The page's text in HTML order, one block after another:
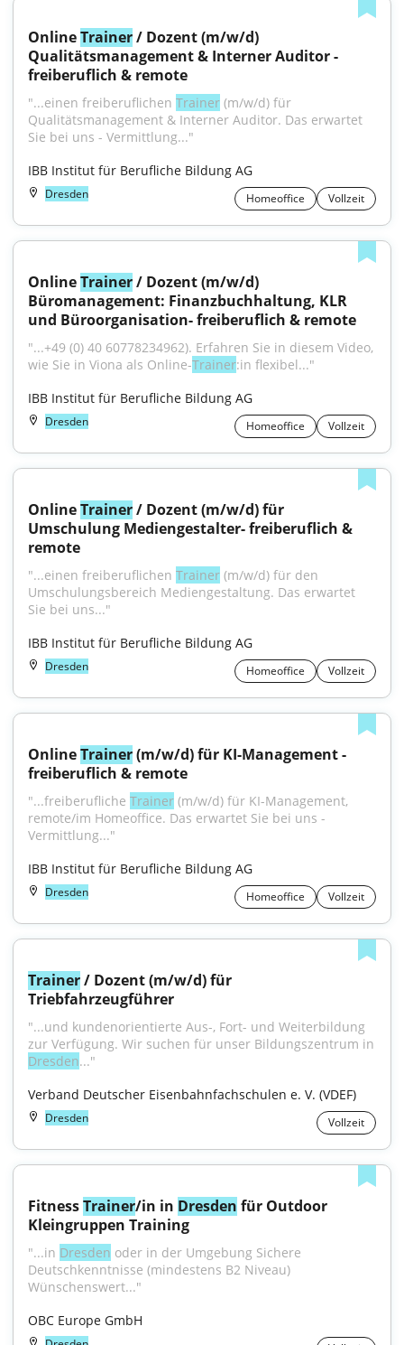
Online Trainer / Dozent (m/w/d)
Qualitätsmanagement & Interner Auditor -
freiberuflich & remote
"...einen freiberuflichen Trainer (m/w/d) für
Qualitätsmanagement & Interner Auditor. Das erwartet
Sie bei uns - Vermittlung..."
IBB Institut für Berufliche Bildung AG
Dresden Homeoffice Vollzeit
Online Trainer / Dozent (m/w/d)
Büromanagement: Finanzbuchhaltung, KLR
und Büroorganisation- freiberuflich & remote
"...+49 (0) 40 60778234962). Erfahren Sie in diesem Video,
wie Sie in Viona als Online-Trainer:in flexibel..."
IBB Institut für Berufliche Bildung AG
Dresden Homeoffice Vollzeit
Online Trainer / Dozent (m/w/d) für
Umschulung Mediengestalter- freiberuflich &
remote
"...einen freiberuflichen Trainer (m/w/d) für den
Umschulungsbereich Mediengestaltung. Das erwartet
Sie bei uns..."
IBB Institut für Berufliche Bildung AG
Dresden Homeoffice Vollzeit
Online Trainer (m/w/d) für KI-Management -
freiberuflich & remote
"...freiberufliche Trainer (m/w/d) für KI-Management,
remote/im Homeoffice. Das erwartet Sie bei uns -
Vermittlung..."
IBB Institut für Berufliche Bildung AG
Dresden Homeoffice Vollzeit
Trainer / Dozent (m/w/d) für
Triebfahrzeugführer
"...und kundenorientierte Aus-, Fort- und Weiterbildung
Dresden..."
Verband Deutscher Eisenbahnfachschulen e. V. (VDEF)
Dresden Vollzeit
Fitness Trainer/in in Dresden für Outdoor
Kleingruppen Training
"...in Dresden oder in der Umgebung Sichere
Deutschkenntnisse (mindestens B2 Niveau)
Wünschenswert..."
OBC Europe GmbH